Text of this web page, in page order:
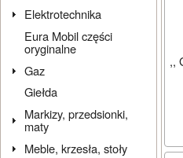
Elektrotechnika
Eura Mobil części
oryginalne
Gaz
Giełda
Markizy, przedsionki,
maty
Meble, krzesła, stoły
,,